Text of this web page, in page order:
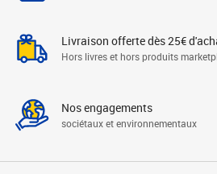
Livraison offerte dès 25€
Hors livres et hors produits
Nos engagements
sociétaux et environnementaux